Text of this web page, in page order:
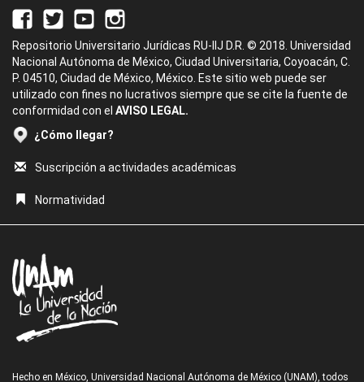
Repositorio Universitario Jurídicas RU-IIJ D.R. © 2018. Universidad
Nacional Autónoma de México, Ciudad Universitaria, Coyoacán, C.
P. 04510, Ciudad de México, México. Este sitio web puede ser
utilizado con fines no lucrativos siempre que se cite la fuente de
conformidad con el AVISO LEGAL.
¿Cómo llegar?
Suscripción a actividades académicas
Normatividad
Hecho en México, Universidad Nacional Autónoma de México (UNAM), todos